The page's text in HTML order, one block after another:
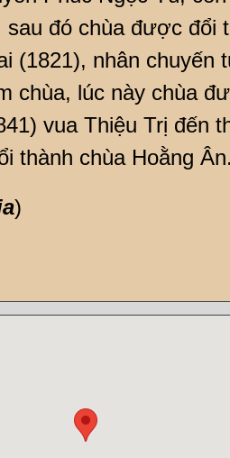
sau đó chùa được đổi
(1821), nhân chuyến
chùa, lúc này chùa
vua Thiệu Trị đến
thành chùa Hoằng
)